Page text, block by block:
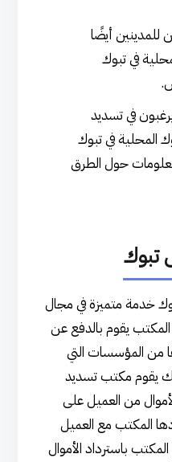
للمدينين أيضًا
في تبوك
في تسديد
المحلية في تبوك
حول الطرق
خدمة متميزة في مجال
يقوم بالدفع عن
من المؤسسات التي
يقوم مكتب تسديد
من العميل على
المكتب مع العميل
باسترداد الأموال